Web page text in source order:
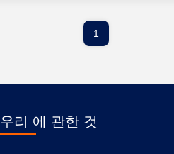
1
우리 에 관한 것